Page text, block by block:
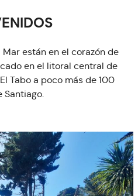
están en el corazón de
en el litoral central de
Tabo a poco más de 100
Santiago.